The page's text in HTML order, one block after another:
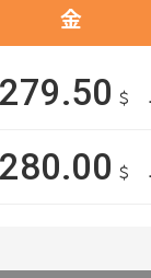
金
＄
＄